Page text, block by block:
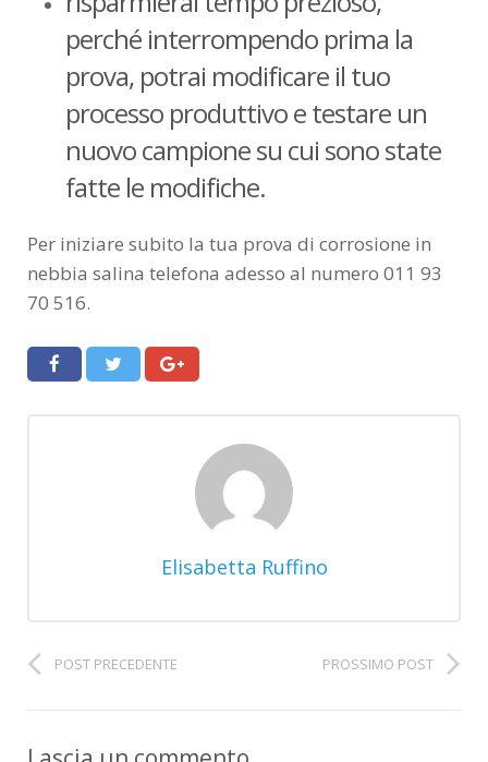
perché interrompendo prima la
prova, potrai modificare il tuo
processo produttivo e testare un
nuovo campione su cui sono state
fatte le modifiche.
Per iniziare subito la tua prova di corrosione in
nebbia salina telefona adesso al numero 011 93
70 516.
Elisabetta Ruffino
POST PRECEDENTE PROSSIMO POST